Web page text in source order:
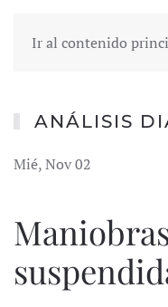
Ir al contenido
ANÁLISIS
Mié, Nov 02